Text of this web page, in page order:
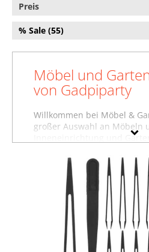
Preis
% Sale (55)
Möbel und
von Gadpiparty
Willkommen bei Möbel &
großer Auswahl an Möbeln
Inneneinrichtung und
und weitere Produkte von
sich inspirieren lassen und
Sie etwas ganz
es in einer unserer
Beispiel im Bereich
Gadpiparty
, unter Betten
der Abteilung für
Nutzen Sie auch die Filter